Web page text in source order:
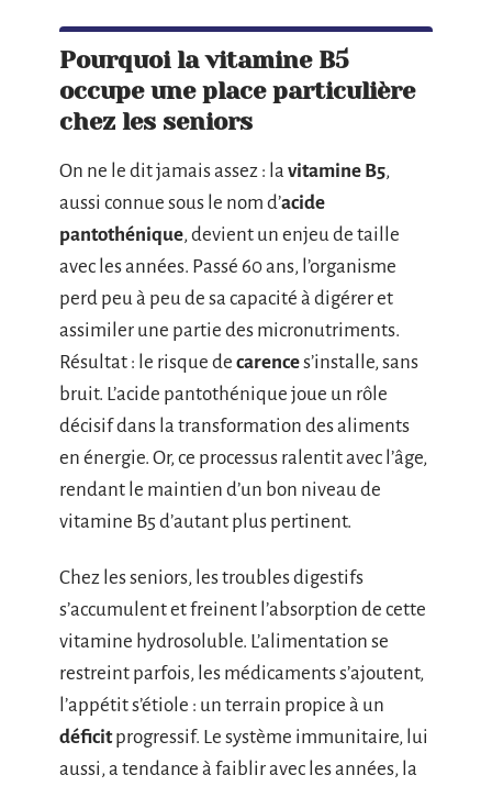
Pourquoi la vitamine B5
occupe une place particulière
chez les seniors
On ne le dit jamais assez : la vitamine B5,
aussi connue sous le nom d’acide
pantothénique, devient un enjeu de taille
avec les années. Passé 60 ans, l’organisme
perd peu à peu de sa capacité à digérer et
assimiler une partie des micronutriments.
Résultat : le risque de carences’installe, sans
bruit. L’acide pantothénique joue un rôle
décisif dans la transformation des aliments
en énergie. Or, ce processus ralentit avec l’âge,
rendant le maintien d’un bon niveau de
vitamine B5 d’autant plus pertinent.
Chez les seniors, les troubles digestifs
s’accumulent et freinent l’absorption de cette
vitamine hydrosoluble. L’alimentation se
restreint parfois, les médicaments s’ajoutent,
l’appétit s’étiole : un terrain propice à un
déficitprogressif. Le système immunitaire, lui
aussi, a tendance à faiblir avec les années, la